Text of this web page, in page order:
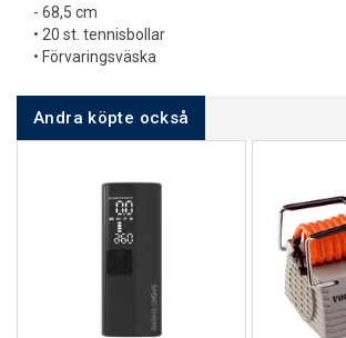
- 68,5 cm
• 20 st. tennisbollar
• Förvaringsväska
Andra köpte också